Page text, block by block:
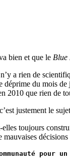
bien et que le Blue
a rien de
déprime du mois
2010 que rien de
justement le
toujours